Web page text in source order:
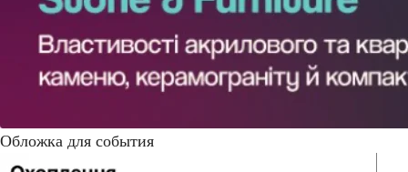
Обложка для события